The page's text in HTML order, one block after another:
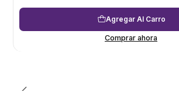
Agregar Al Carro
Comprar ahora